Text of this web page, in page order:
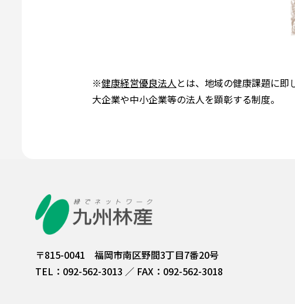
※健康経営優良法人とは、地域の健康課題に
大企業や中小企業等の法人を顕彰する制度。
〒815-0041 福岡市南区野間3丁目7番20号
TEL：092-562-3013 ／ FAX：092-562-3018